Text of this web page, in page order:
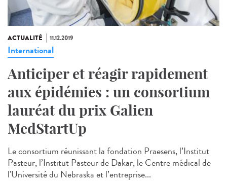
ACTUALITÉ 11.12.2019
International
Anticiper et réagir rapidement
aux épidémies : un consortium
lauréat du prix Galien
MedStartUp
Le consortium réunissant la fondation Praesens, l’Institut
Pasteur, l’Institut Pasteur de Dakar, le Centre médical de
l'Université du Nebraska et l’entreprise...